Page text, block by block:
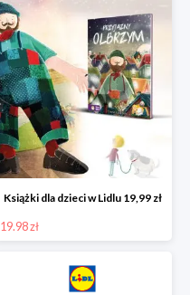
Książki dla dzieci w Lidlu 19,99 zł
19.98 zł